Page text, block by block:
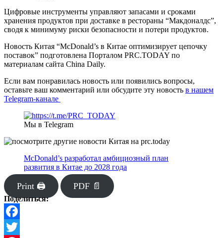
Цифровые инструменты управляют запасами и сроками
хранения продуктов при доставке в рестораны “Макдоналдс”,
сводя к минимуму риски безопасности и потери продуктов.
Новость Китая “McDonald’s в Китае оптимизирует цепочку
поставок” подготовлена Порталом PRC.TODAY по
материалам сайта China Daily.
Если вам понравилась новость или появились вопросы,
оставьте ваш комментарий или обсудите эту новость в нашем
Telegram-канале
Мы в Telegram
McDonald’s разработал амбициозный план
развития в Китае до 2028 года
Print 🖨 PDF 📄
Поделиться:
Facebook